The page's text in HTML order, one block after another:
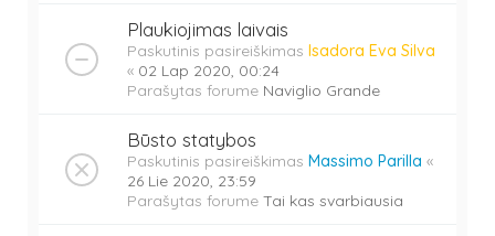
Plaukiojimas laivais
Paskutinis pasireiškimas Isadora Eva Silva
« 02 Lap 2020, 00:24
Parašytas forume Naviglio Grande
Būsto statybos
Paskutinis pasireiškimas Massimo Parilla «
26 Lie 2020, 23:59
Parašytas forume Tai kas svarbiausia